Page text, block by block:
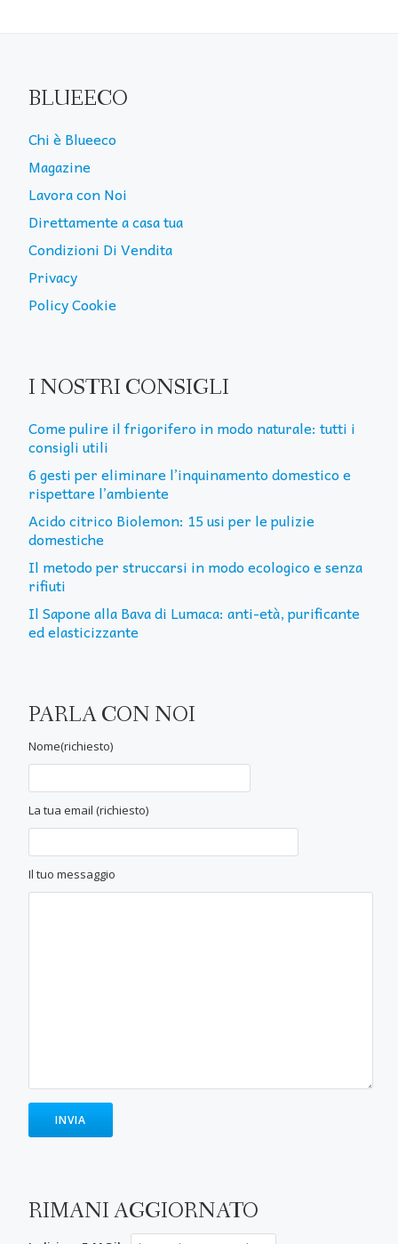
BLUEECO
Chi è Blueeco
Magazine
Lavora con Noi
Direttamente a casa tua
Condizioni Di Vendita
Privacy
Policy Cookie
I NOSTRI CONSIGLI
Come pulire il frigorifero in modo naturale: tutti i
consigli utili
6 gesti per eliminare l’inquinamento domestico e
rispettare l’ambiente
Acido citrico Biolemon: 15 usi per le pulizie
domestiche
Il metodo per struccarsi in modo ecologico e senza
rifiuti
Il Sapone alla Bava di Lumaca: anti-età, purificante
ed elasticizzante
PARLA CON NOI
Nome(richiesto)
La tua email (richiesto)
Il tuo messaggio
RIMANI AGGIORNATO